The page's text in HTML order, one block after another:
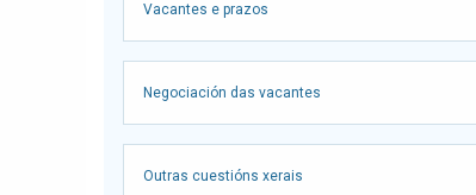
Vacantes e prazos
Negociación das vacantes
Outras cuestións xerais